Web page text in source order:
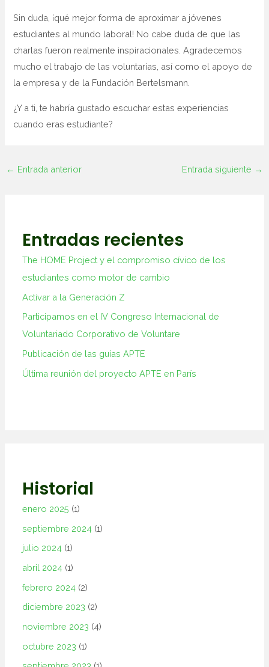
Sin duda, ¡qué mejor forma de aproximar a jóvenes
estudiantes al mundo laboral! No cabe duda de que las
charlas fueron realmente inspiracionales. Agradecemos
mucho el trabajo de las voluntarias, así como el apoyo de
la empresa y de la Fundación Bertelsmann.
¿Y a ti, te habría gustado escuchar estas experiencias
cuando eras estudiante?
← Entrada anterior Entrada siguiente →
Entradas recientes
The HOME Project y el compromiso cívico de los
estudiantes como motor de cambio
Activar a la Generación Z
Participamos en el IV Congreso Internacional de
Voluntariado Corporativo de Voluntare
Publicación de las guías APTE
Última reunión del proyecto APTE en París
Historial
enero 2025 (1)
septiembre 2024 (1)
julio 2024 (1)
abril 2024 (1)
febrero 2024 (2)
diciembre 2023 (2)
noviembre 2023 (4)
octubre 2023 (1)